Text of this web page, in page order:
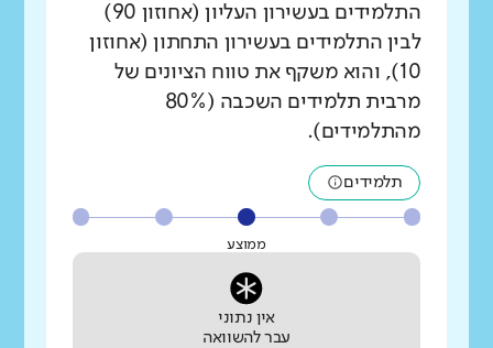
התלמידים בעשירון העליון (אחוזון 90)
לבין התלמידים בעשירון התחתון (אחוזון
10), והוא משקף את טווח הציונים של
מרבית תלמידים השכבה (80%
מהתלמידים).
תלמידים
ממוצע
אין נתוני
עבר להשוואה